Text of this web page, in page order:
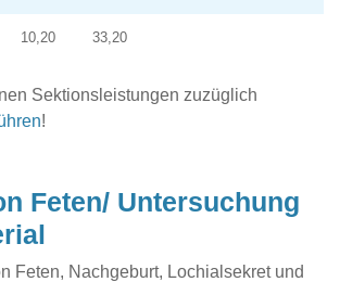
10,20 33,20
Sektionsleistungen zuzüglich
!
Feten/ Untersuchung
Feten, Nachgeburt, Lochialsekret und